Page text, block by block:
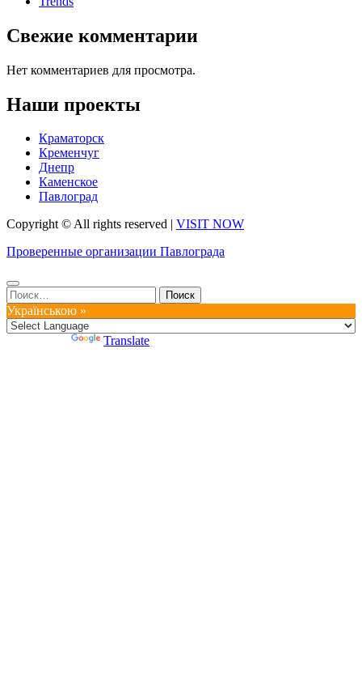
Свежие комментарии
Нет комментариев для просмотра.
Наши проекты
Краматорск
Кременчуг
Днепр
Каменское
Павлоград
Copyright © All rights reserved | VISIT NOW
Проверенные организации Павлограда
Найти:
Українською »
Translate